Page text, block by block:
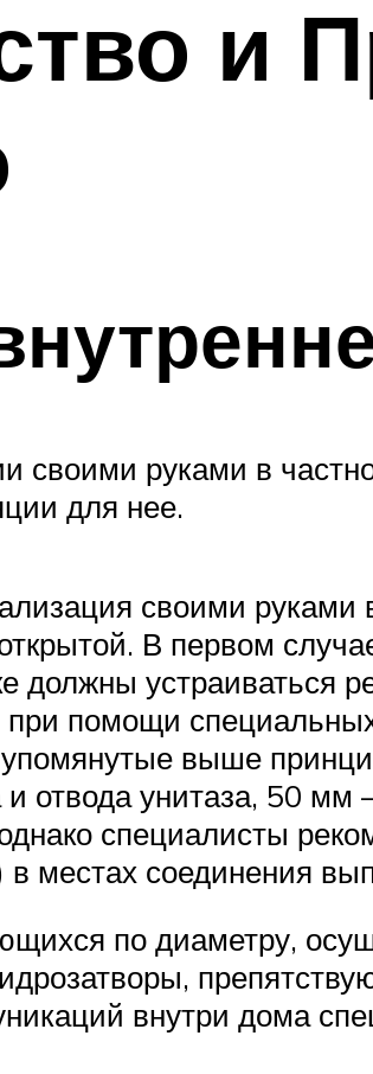
и
своими руками в
для нее.
своими
В первом
должны устраиваться
при помощи
выше
отвода унитаза, 50
специалисты
местах соединения
по диаметру,
внутри дома